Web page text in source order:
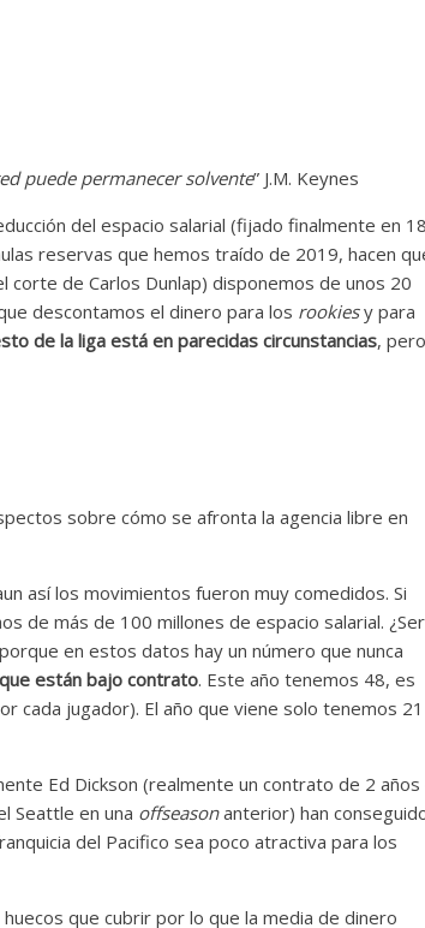
puede permanecer solvente” J.M. Keynes
del espacio salarial (fijado finalmente en
reservas que hemos traído de 2019, hacen
corte de Carlos Dunlap) disponemos de unos 20
descontamos el dinero para los rookiesy para
de la liga está en parecidas circunstancias, pero
sobre cómo se afronta la agencia libre en
así los movimientos fueron muy comedidos. Si
de más de 100 millones de espacio salarial.
en estos datos hay un número que nunca
están bajo contrato. Este año tenemos 48, es
cada jugador). El año que viene solo tenemos 21
Ed Dickson (realmente un contrato de 2 años
Seattle en una offseasonanterior) han
del Pacifico sea poco atractiva para los
que cubrir por lo que la media de dinero